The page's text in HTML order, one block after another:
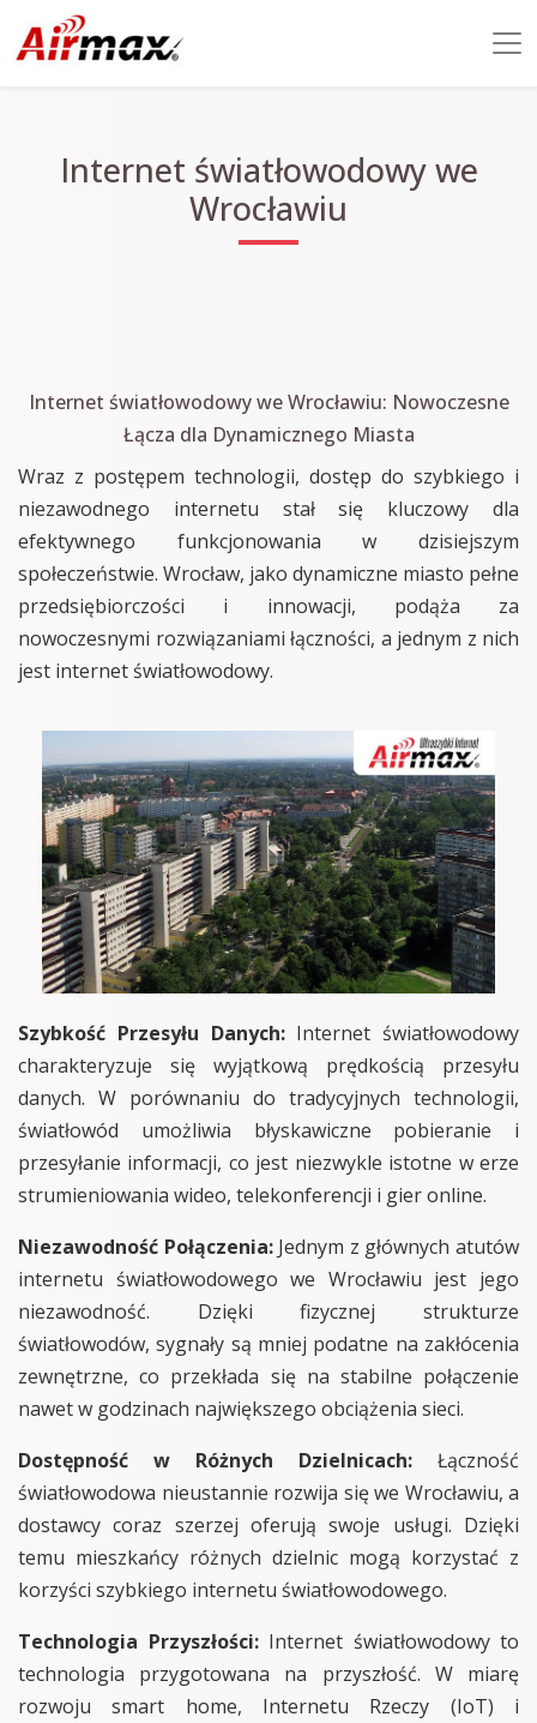
Internet światłowodowy we
Wrocławiu
Internet światłowodowy we Wrocławiu: Nowoczesne
Łącza dla Dynamicznego Miasta
Wraz z postępem technologii, dostęp do szybkiego i
niezawodnego internetu stał się kluczowy dla
efektywnego funkcjonowania w dzisiejszym
społeczeństwie. Wrocław, jako dynamiczne miasto pełne
przedsiębiorczości i innowacji, podąża za
nowoczesnymi rozwiązaniami łączności, a jednym z nich
jest internet światłowodowy.
Szybkość Przesyłu Danych:Internet światłowodowy
charakteryzuje się wyjątkową prędkością przesyłu
danych. W porównaniu do tradycyjnych technologii,
światłowód umożliwia błyskawiczne pobieranie i
przesyłanie informacji, co jest niezwykle istotne w erze
strumieniowania wideo, telekonferencji i gier online.
Niezawodność Połączenia:Jednym z głównych atutów
internetu światłowodowego we Wrocławiu jest jego
niezawodność. Dzięki fizycznej strukturze
światłowodów, sygnały są mniej podatne na zakłócenia
zewnętrzne, co przekłada się na stabilne połączenie
nawet w godzinach największego obciążenia sieci.
Dostępność w Różnych Dzielnicach: Łączność
światłowodowa nieustannie rozwija się we Wrocławiu, a
dostawcy coraz szerzej oferują swoje usługi. Dzięki
temu mieszkańcy różnych dzielnic mogą korzystać z
korzyści szybkiego internetu światłowodowego.
Technologia Przyszłości:Internet światłowodowy to
technologia przygotowana na przyszłość. W miarę
rozwoju smart home, Internetu Rzeczy (IoT) i